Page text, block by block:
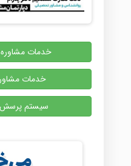
خدمات
خدمات
سیستم